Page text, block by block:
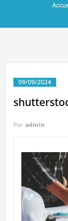
09/09/2024
Par admin